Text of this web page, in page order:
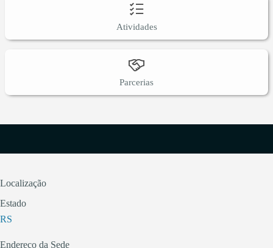
Atividades
Parcerias
Localização
Estado
RS
Endereço da Sede